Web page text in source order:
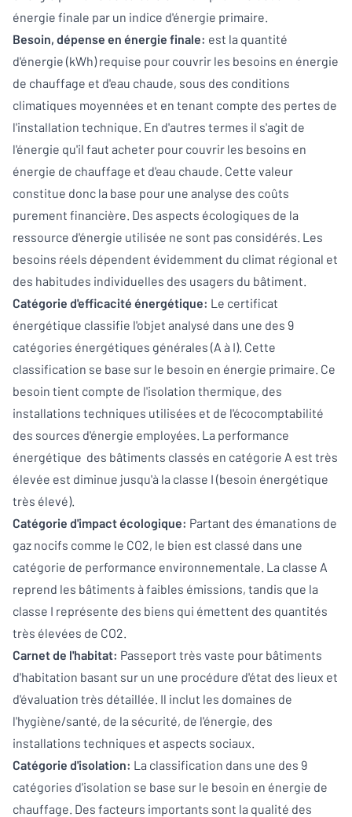
énergie finale par un indice d'énergie primaire.
Besoin, dépense en énergie finale: est la quantité
d'énergie (kWh) requise pour couvrir les besoins en énergie
de chauffage et d'eau chaude, sous des conditions
climatiques moyennées et en tenant compte des pertes de
l'installation technique. En d'autres termes il s'agit de
l'énergie qu'il faut acheter pour couvrir les besoins en
énergie de chauffage et d'eau chaude. Cette valeur
constitue donc la base pour une analyse des coûts
purement financière. Des aspects écologiques de la
ressource d'énergie utilisée ne sont pas considérés. Les
besoins réels dépendent évidemment du climat régional et
des habitudes individuelles des usagers du bâtiment.
Catégorie d'efficacité énergétique: Le certificat
énergétique classifie l'objet analysé dans une des 9
catégories énergétiques générales (A à I). Cette
classification se base sur le besoin en énergie primaire. Ce
besoin tient compte de l'isolation thermique, des
installations techniques utilisées et de l'écocomptabilité
des sources d'énergie employées. La performance
énergétique des bâtiments classés en catégorie A est très
élevée est diminue jusqu'à la classe I (besoin énergétique
très élevé).
Catégorie d'impact écologique: Partant des émanations de
gaz nocifs comme le CO2, le bien est classé dans une
catégorie de performance environnementale. La classe A
reprend les bâtiments à faibles émissions, tandis que la
classe I représente des biens qui émettent des quantités
très élevées de CO2.
Carnet de l'habitat: Passeport très vaste pour bâtiments
d'habitation basant sur un une procédure d'état des lieux et
d'évaluation très détaillée. Il inclut les domaines de
l'hygiène/santé, de la sécurité, de l'énergie, des
installations techniques et aspects sociaux.
Catégorie d'isolation: La classification dans une des 9
catégories d'isolation se base sur le besoin en énergie de
chauffage. Des facteurs importants sont la qualité des